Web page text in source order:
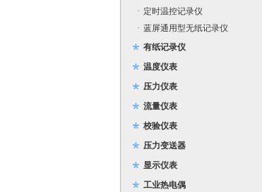
· 定时温控记录仪
· 蓝屏通用型无纸记录仪
有纸记录仪
温度仪表
压力仪表
流量仪表
校验仪表
压力变送器
显示仪表
工业热电偶